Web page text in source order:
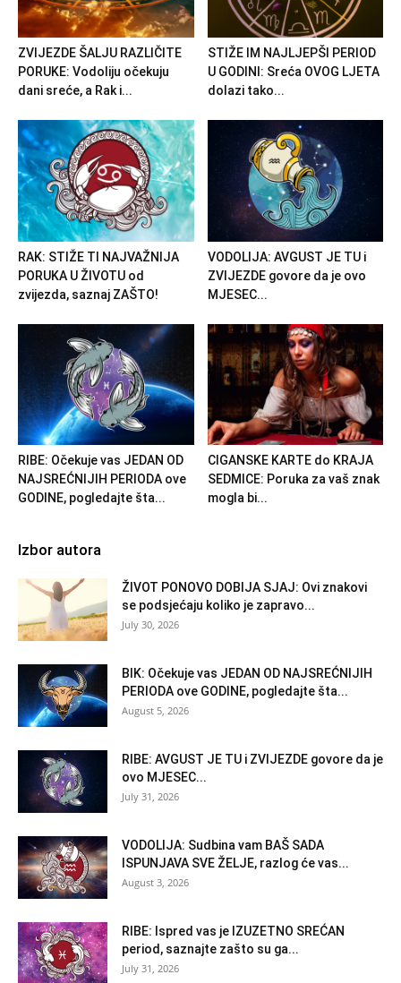
ZVIJEZDE ŠALJU RAZLIČITE
PORUKE: Vodoliju očekuju
dani sreće, a Rak i...
STIŽE IM NAJLJEPŠI PERIOD
U GODINI: Sreća OVOG LJETA
dolazi tako...
RAK: STIŽE TI NAJVAŽNIJA
PORUKA U ŽIVOTU od
zvijezda, saznaj ZAŠTO!
VODOLIJA: AVGUST JE TU i
ZVIJEZDE govore da je ovo
MJESEC...
RIBE: Očekuje vas JEDAN OD
NAJSREĆNIJIH PERIODA ove
GODINE, pogledajte šta...
CIGANSKE KARTE do KRAJA
SEDMICE: Poruka za vaš znak
mogla bi...
Izbor autora
ŽIVOT PONOVO DOBIJA SJAJ: Ovi znakovi
se podsjećaju koliko je zapravo...
July 30, 2026
BIK: Očekuje vas JEDAN OD NAJSREĆNIJIH
PERIODA ove GODINE, pogledajte šta...
August 5, 2026
RIBE: AVGUST JE TU i ZVIJEZDE govore da je
ovo MJESEC...
July 31, 2026
VODOLIJA: Sudbina vam BAŠ SADA
ISPUNJAVA SVE ŽELJE, razlog će vas...
August 3, 2026
RIBE: Ispred vas je IZUZETNO SREĆAN
period, saznajte zašto su ga...
July 31, 2026